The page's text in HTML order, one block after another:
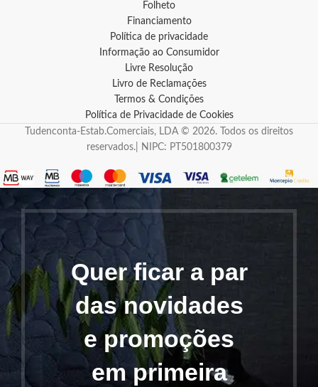
Folheto
Financiamento
Política de privacidade
Informação ao Consumidor
Livre Resolução
Livro de Reclamações
Termos & Condições
Política de Privacidade de Cookies
Tudenconta-Estab.Comerciais, LDA © 2026. Todos os direitos
reservados.| NIPC: PT501800379
Quer ficar a par
das novidades
e promoções
em primeira